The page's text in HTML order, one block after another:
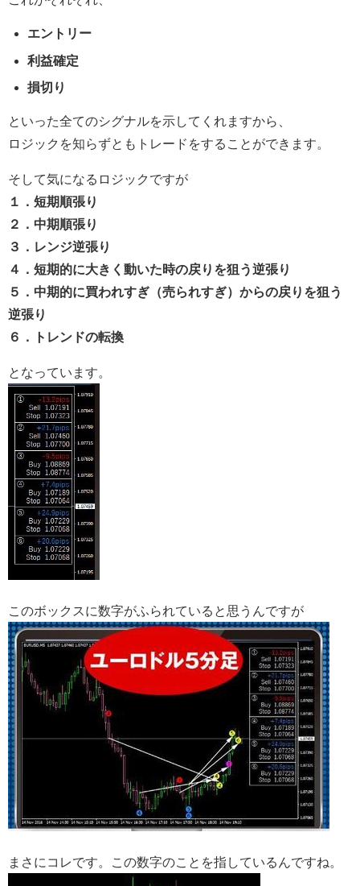
エントリー
利益確定
損切り
といった全てのシグナルを示してくれますから、
ロジックを知らずともトレードをすることができます。
そして気になるロジックですが
１．短期順張り
２．中期順張り
３．レンジ逆張り
４．短期的に大きく動いた時の戻りを狙う逆張り
５．中期的に買われすぎ（売られすぎ）からの戻りを狙う
逆張り
６．トレンドの転換
となっています。
このボックスに数字がふられていると思うんですが
まさにコレです。この数字のことを指しているんですね。